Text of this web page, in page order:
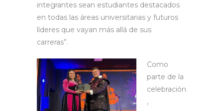
integrantes sean estudiantes destacados
en todas las áreas universitarias y futuros
líderes que vayan más allá de sus
carreras”.
Como
parte de la
celebración
,